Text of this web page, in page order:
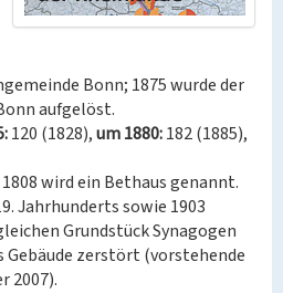
Bonn; 1875 wurde der
aufgelöst.
120 (1828),um 1880:182 (1885),
wird ein Bethaus genannt.
Jahrhunderts sowie 1903
Grundstück Synagogen
Gebäude zerstört (vorstehende
2007).